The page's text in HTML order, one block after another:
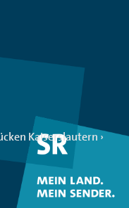
Kaiserslautern